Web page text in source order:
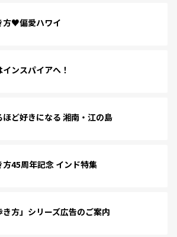
方♥偏愛ハワイ
ンスパイアへ！
ほど好きになる 湘南・江の島
方45周年記念 インド特集
き方」シリーズ広告のご案内